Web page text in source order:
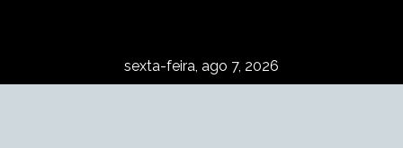
sexta-feira, ago 7, 2026